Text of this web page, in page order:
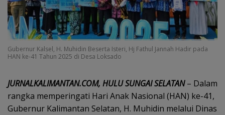
Gubernur Kalsel, H. Muhidin Beserta Isteri, Hj Fathul Jannah Hadir pada
HAN ke-41 Tahun 2025 di Desa Loksado
JURNALKALIMANTAN.COM, HULU SUNGAI SELATAN– Dalam
rangka memperingati Hari Anak Nasional (HAN) ke-41,
Gubernur Kalimantan Selatan, H. Muhidin melalui Dinas